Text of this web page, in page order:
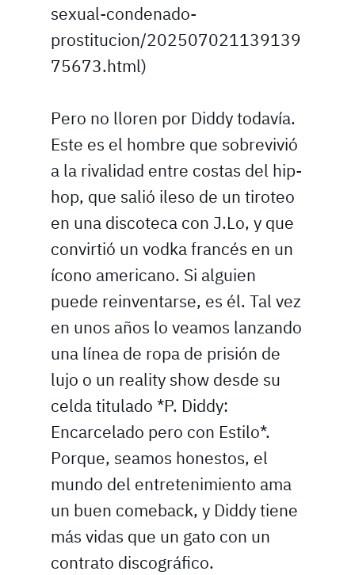
sexual-condenado-
prostitucion/202507021139139
75673.html)
Pero no lloren por Diddy todavía.
Este es el hombre que sobrevivió
a la rivalidad entre costas del hip-
hop, que salió ileso de un tiroteo
en una discoteca con J.Lo, y que
convirtió un vodka francés en un
ícono americano. Si alguien
puede reinventarse, es él. Tal vez
en unos años lo veamos lanzando
una línea de ropa de prisión de
lujo o un reality show desde su
celda titulado *P. Diddy:
Encarcelado pero con Estilo*.
Porque, seamos honestos, el
mundo del entretenimiento ama
un buen comeback, y Diddy tiene
más vidas que un gato con un
contrato discográfico.